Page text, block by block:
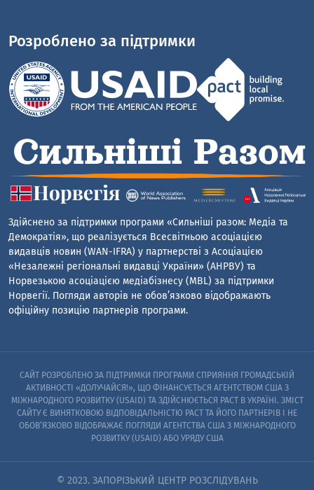
Розроблено за підтримки
Здійснено за підтримки програми «Сильніші разом: Медіа та
Демократія», що реалізується Всесвітньою асоціацією
видавців новин (WAN-IFRA) у партнерстві з Асоціацією
«Незалежні регіональні видавці України» (АНРВУ) та
Норвезькою асоціацією медіабізнесу (MBL) за підтримки
Норвегії. Погляди авторів не обов’язково відображають
офіційну позицію партнерів програми.
САЙТ РОЗРОБЛЕНО ЗА ПІДТРИМКИ ПРОГРАМИ СПРИЯННЯ ГРОМАДСЬКІЙ
АКТИВНОСТІ «ДОЛУЧАЙСЯ!», ЩО ФІНАНСУЄТЬСЯ АГЕНТСТВОМ США З
МІЖНАРОДНОГО РОЗВИТКУ (USAID) ТА ЗДІЙСНЮЄТЬСЯ PACT В УКРАЇНІ. ЗМІСТ
САЙТУ Є ВИНЯТКОВОЮ ВІДПОВІДАЛЬНІСТЮ PACT ТА ЙОГО ПАРТНЕРІВ I НЕ
ОБОВ’ЯЗКОВО ВІДОБРАЖАЄ ПОГЛЯДИ АГЕНТСТВА США З МІЖНАРОДНОГО
РОЗВИТКУ (USAID) АБО УРЯДУ США
© 2023. ЗАПОРІЗЬКИЙ ЦЕНТР РОЗСЛІДУВАНЬ